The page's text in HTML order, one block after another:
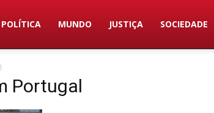
POLÍTICA MUNDO JUSTIÇA SOCIEDADE
Portugal